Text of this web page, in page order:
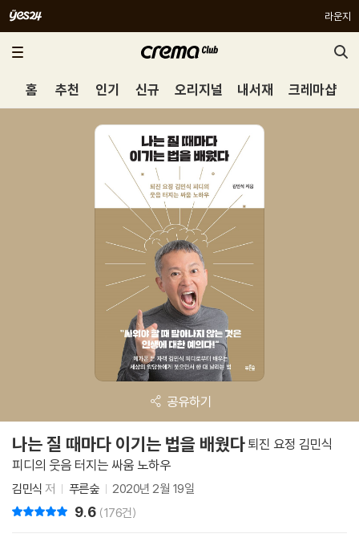
라운지
홈 추천 인기 신규 오리지널 내서재 크레마샵
공유하기
나는 질 때마다 이기는 법을 배웠다퇴진 요정 김민식
피디의 웃음 터지는 싸움 노하우
김민식 저 푸른숲 2020년 2월 19일
9.6 (176건)